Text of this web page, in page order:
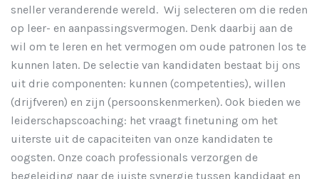
sneller veranderende wereld. Wij selecteren om die reden
op leer- en aanpassingsvermogen. Denk daarbij aan de
wil om te leren en het vermogen om oude patronen los te
kunnen laten. De selectie van kandidaten bestaat bij ons
uit drie componenten: kunnen (competenties), willen
(drijfveren) en zijn (persoonskenmerken). Ook bieden we
leiderschapscoaching: het vraagt finetuning om het
uiterste uit de capaciteiten van onze kandidaten te
oogsten. Onze coach professionals verzorgen de
begeleiding naar de juiste synergie tussen kandidaat en